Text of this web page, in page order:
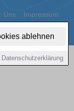
ablehnen
Datenschutzerklärung
Uns Impressum
by: 1a-sites-autos